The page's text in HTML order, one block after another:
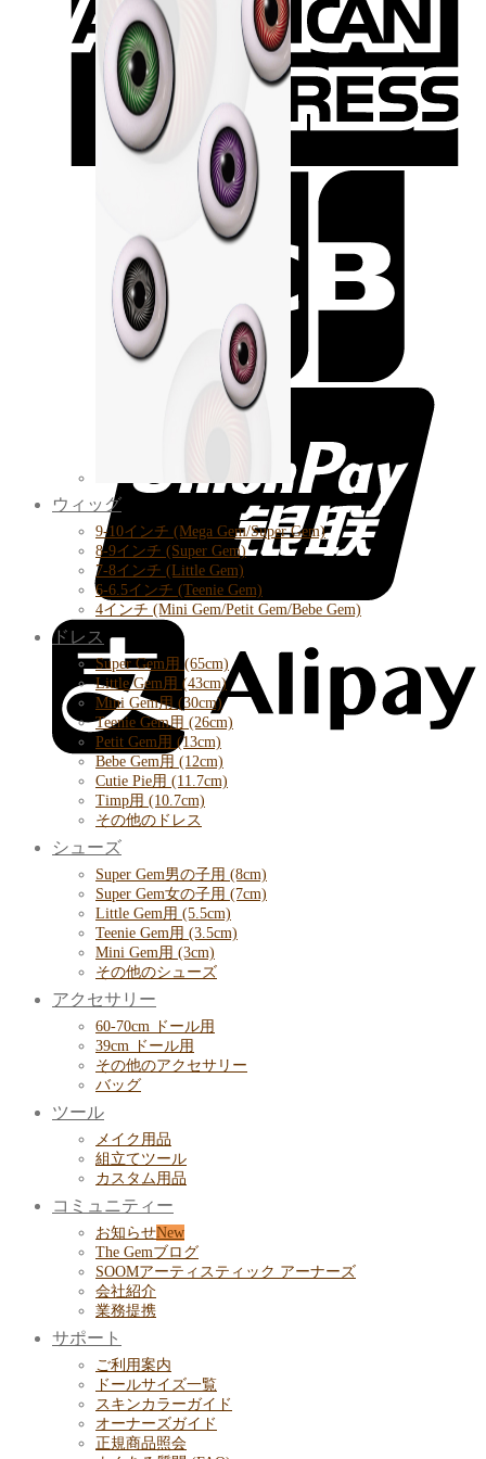
ウィッグ
9-10インチ (Mega Gem/Super Gem)
8-9インチ (Super Gem)
7-8インチ (Little Gem)
6-6.5インチ (Teenie Gem)
4インチ (Mini Gem/Petit Gem/Bebe Gem)
ドレス
Super Gem用 (65cm)
Little Gem用 (43cm)
Mini Gem用 (30cm)
Teenie Gem用 (26cm)
Petit Gem用 (13cm)
Bebe Gem用 (12cm)
Cutie Pie用 (11.7cm)
Timp用 (10.7cm)
その他のドレス
シューズ
Super Gem男の子用 (8cm)
Super Gem女の子用 (7cm)
Little Gem用 (5.5cm)
Teenie Gem用 (3.5cm)
Mini Gem用 (3cm)
その他のシューズ
アクセサリー
60-70cm ドール用
39cm ドール用
その他のアクセサリー
バッグ
ツール
メイク用品
組立てツール
カスタム用品
コミュニティー
お知らせ
The Gemブログ
SOOMアーティスティック アーナーズ
会社紹介
業務提携
サポート
ご利用案内
ドールサイズ一覧
スキンカラーガイド
オーナーズガイド
正規商品照会